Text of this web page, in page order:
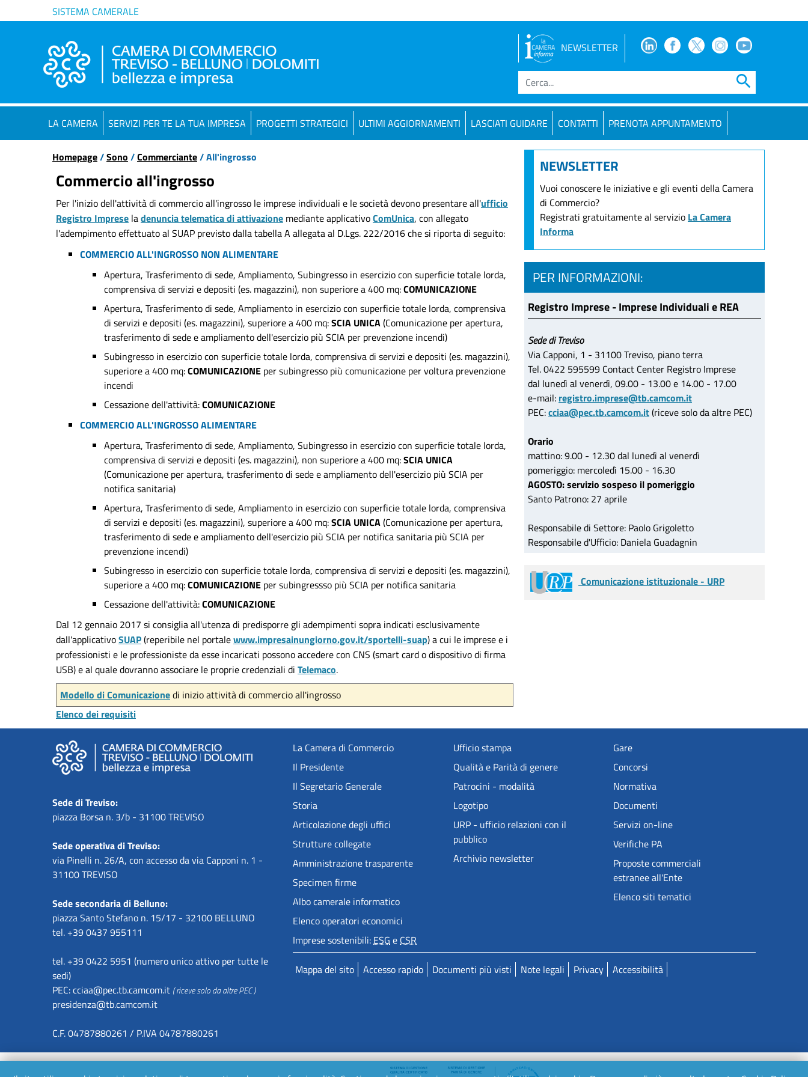
SISTEMA CAMERALE
NEWSLETTER FacebookFacebook
TwitterInstagramYoutube
search
LA CAMERA SERVIZI PER TE LA TUA IMPRESA PROGETTI STRATEGICI ULTIMI AGGIORNAMENTI LASCIATI GUIDARE CONTATTI PRENOTA APPUNTAMENTO
Homepage/Sono /Commerciante/ All'ingrosso
Commercio all'ingrosso
Per l'inizio dell'attività di commercio all'ingrosso le imprese individuali e le società devono presentare all'ufficio
Registro Imprese ladenuncia telematica di attivazione mediante applicativoComUnica, con allegato
l'adempimento effettuato al SUAP previsto dalla tabella A allegata al D.Lgs. 222/2016 che si riporta di seguito:
COMMERCIO ALL'INGROSSO NON ALIMENTARE
Apertura, Trasferimento di sede, Ampliamento, Subingresso in esercizio con superficie totale lorda,
comprensiva di servizi e depositi (es. magazzini), non superiore a 400 mq:COMUNICAZIONE
Apertura, Trasferimento di sede, Ampliamento in esercizio con superficie totale lorda, comprensiva
di servizi e depositi (es. magazzini), superiore a 400 mq:SCIA UNICA(Comunicazione per apertura,
trasferimento di sede e ampliamento dell'esercizio più SCIA per prevenzione incendi)
Subingresso in esercizio con superficie totale lorda, comprensiva di servizi e depositi (es. magazzini),
superiore a 400 mq:COMUNICAZIONE per subingresso più comunicazione per voltura prevenzione
incendi
Cessazione dell'attività:COMUNICAZIONE
COMMERCIO ALL'INGROSSO ALIMENTARE
Apertura, Trasferimento di sede, Ampliamento, Subingresso in esercizio con superficie totale lorda,
comprensiva di servizi e depositi (es. magazzini), non superiore a 400 mq:SCIA UNICA
(Comunicazione per apertura, trasferimento di sede e ampliamento dell'esercizio più SCIA per
notifica sanitaria)
Apertura, Trasferimento di sede, Ampliamento in esercizio con superficie totale lorda, comprensiva
di servizi e depositi (es. magazzini), superiore a 400 mq:SCIA UNICA(Comunicazione per apertura,
trasferimento di sede e ampliamento dell'esercizio più SCIA per notifica sanitaria più SCIA per
prevenzione incendi)
Subingresso in esercizio con superficie totale lorda, comprensiva di servizi e depositi (es. magazzini),
superiore a 400 mq:COMUNICAZIONE per subingressso più SCIA per notifica sanitaria
Cessazione dell'attività:COMUNICAZIONE
Dal 12 gennaio 2017 si consiglia all'utenza di predisporre gli adempimenti sopra indicati esclusivamente
dall'applicativoSUAP(reperibile nel portalewww.impresainungiorno.gov.it/sportelli-suap) a cui le imprese e i
professionisti e le professioniste da esse incaricati possono accedere con CNS (smart card o dispositivo di firma
USB) e al quale dovranno associare le proprie credenziali di Telemaco.
Modello di Comunicazionedi inizio attività di commercio all'ingrosso
Elenco dei requisiti
NEWSLETTER
Vuoi conoscere le iniziative e gli eventi della Camera
di Commercio?
Registrati gratuitamente al servizio La Camera
Informa
PER INFORMAZIONI:
Registro Imprese - Imprese Individuali e REA
Sede di Treviso
Via Capponi, 1 - 31100 Treviso, piano terra
Tel. 0422 595599 Contact Center Registro Imprese
dal lunedì al venerdì, 09.00 - 13.00 e 14.00 - 17.00
e-mail: registro.imprese@tb.camcom.it
PEC:cciaa@pec.tb.camcom.it(riceve solo da altre PEC)
Orario
mattino: 9.00 - 12.30 dal lunedì al venerdì
pomeriggio: mercoledì 15.00 - 16.30
AGOSTO: servizio sospeso il pomeriggio
Santo Patrono: 27 aprile
Responsabile di Settore: Paolo Grigoletto
Responsabile d'Ufficio: Daniela Guadagnin
Comunicazione istituzionale - URP
Sede di Treviso:
piazza Borsa n. 3/b - 31100 TREVISO
Sede operativa di Treviso:
via Pinelli n. 26/A, con accesso da via Capponi n. 1 -
31100 TREVISO
Sede secondaria di Belluno:
piazza Santo Stefano n. 15/17 - 32100 BELLUNO
tel. +39 0437 955111
tel. +39 0422 5951 (numero unico attivo per tutte le
sedi)
PEC:cciaa@pec.tb.camcom.it ( riceve solo da altre PEC )
presidenza@tb.camcom.it
C.F. 04787880261 / P.IVA 04787880261
La Camera di Commercio
Il Presidente
Il Segretario Generale
Storia
Articolazione degli uffici
Strutture collegate
Amministrazione trasparente
Specimen firme
Albo camerale informatico
Elenco operatori economici
Imprese sostenibili:ESGeCSR
Ufficio stampa
Qualità e Parità di genere
Patrocini - modalità
Logotipo
URP - ufficio relazioni con il
pubblico
Archivio newsletter
Gare
Concorsi
Normativa
Documenti
Servizi on-line
Verifiche PA
Proposte commerciali
estranee all'Ente
Elenco siti tematici
Mappa del sito Accesso rapido Documenti più visti Note legali Privacy Accessibilità